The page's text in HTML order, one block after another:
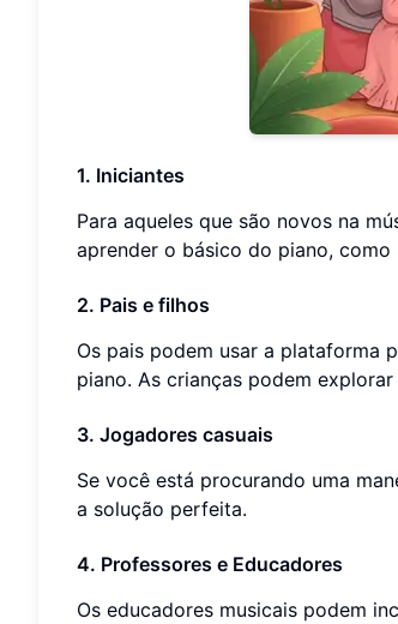
1. Iniciantes
Para aqueles que são novos na
aprender o básico do piano,
2. Pais e filhos
Os pais podem usar a plataforma
piano. As crianças podem
3. Jogadores casuais
Se você está procurando uma
a solução perfeita.
4. Professores e Educadores
Os educadores musicais podem